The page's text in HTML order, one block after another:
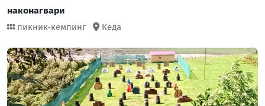
наконагвари
пикник-кемпинг Кеда